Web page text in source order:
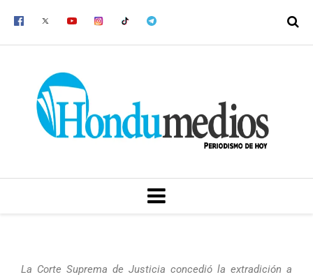
MENU
La Corte Suprema de Justicia concedió la extradición a